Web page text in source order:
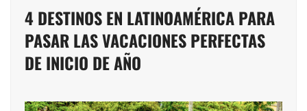
4 DESTINOS EN LATINOAMÉRICA PARA
PASAR LAS VACACIONES PERFECTAS
DE INICIO DE AÑO